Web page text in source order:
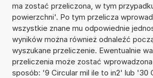
ma zostać przeliczona, w tym
powierzchni'. Po tym przelicza
wszystkie znane mu odpowiednie
wyników można również odnaleźć
wyszukane przeliczenie. Ewentualnie
przeliczenia może zostać
sposób: '9 Circular mil ile to in2' lub '30